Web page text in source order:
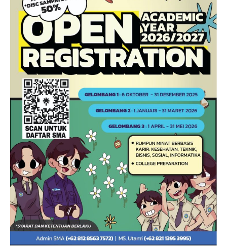
Hari Guru 24 November